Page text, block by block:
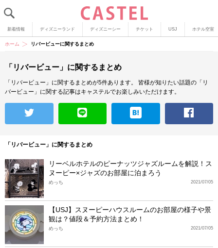
新着情報 ディズニーランド ディズニーシー チケット USJ ホテル空室
ホーム リバービューに関するまとめ
「リバービュー」に関するまとめ
「リバービュー」に関するまとめが5件あります。
皆様が知りたい話題の「リ
バービュー」に関する記事はキャステルでお楽しみいただけます。
「リバービュー」に関するまとめ
リーベルホテルのピーナッツジャズルームを解説！ス
ヌーピー×ジャズのお部屋に泊まろう
2021/07/05
めっち
【USJ】スヌーピーハウスルームのお部屋の様子や景
観は？値段＆予約方法まとめ！
2021/07/05
めっち